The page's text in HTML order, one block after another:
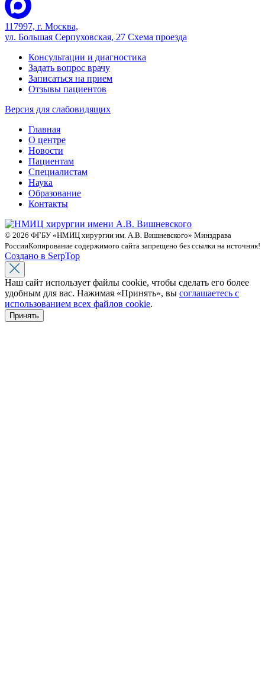
117997, г. Москва,
ул. Большая Серпуховская, 27 Схема проезда
Консультации и диагностика
Задать вопрос врачу
Записаться на прием
Отзывы пациентов
Версия для слабовидящих
Главная
О центре
Новости
Пациентам
Специалистам
Наука
Образование
Контакты
© 2026 ФГБУ «НМИЦ хирургии им. А.В. Вишневского» Минздрава
РоссииКопирование содержимого сайта запрещено без ссылки на источник!
Создано в SerpTop
Наш сайт использует файлы cookie, чтобы сделать его более
удобным для вас. Нажимая «Принять», вы соглашаетесь с
использованием всех файлов cookie.
Принять